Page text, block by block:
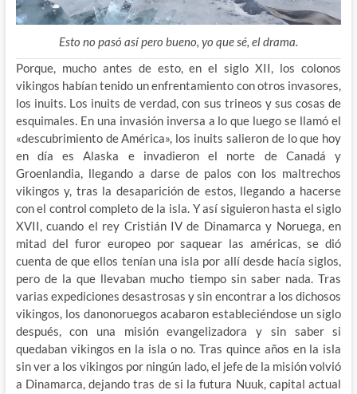
Esto no pasó así pero bueno, yo que sé, el drama.
Porque, mucho antes de esto, en el siglo XII, los colonos
vikingos habían tenido un enfrentamiento con otros invasores,
los inuits. Los inuits de verdad, con sus trineos y sus cosas de
esquimales. En una invasión inversa a lo que luego se llamó el
«descubrimiento de América», los inuits salieron de lo que hoy
en día es Alaska e invadieron el norte de Canadá y
Groenlandia, llegando a darse de palos con los maltrechos
vikingos y, tras la desaparición de estos, llegando a hacerse
con el control completo de la isla. Y así siguieron hasta el siglo
XVII, cuando el rey Cristián IV de Dinamarca y Noruega, en
mitad del furor europeo por saquear las américas, se dió
cuenta de que ellos tenían una isla por allí desde hacía siglos,
pero de la que llevaban mucho tiempo sin saber nada. Tras
varias expediciones desastrosas y sin encontrar a los dichosos
vikingos, los danonoruegos acabaron estableciéndose un siglo
después, con una misión evangelizadora y sin saber si
quedaban vikingos en la isla o no. Tras quince años en la isla
sin ver a los vikingos por ningún lado, el jefe de la misión volvió
a Dinamarca, dejando tras de si la futura Nuuk, capital actual